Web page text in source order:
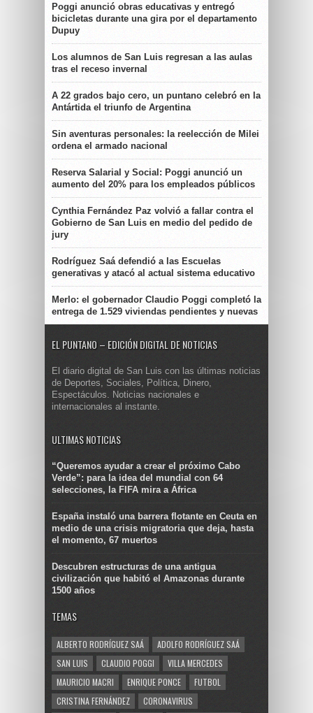
Poggi anunció obras educativas y entregó
bicicletas durante una gira por el departamento
Dupuy
Los alumnos de San Luis regresan a las aulas
tras el receso invernal
A 22 grados bajo cero, un puntano celebró en la
Antártida el triunfo de Argentina
Sin aventuras personales: la reelección de Milei
ordena el armado nacional
Reserva Salarial y Social: Poggi anunció un
aumento del 20% para los empleados públicos
Cynthia Fernández Paz volvió a fallar contra el
Gobierno de San Luis en medio del pedido de
jury
Rodríguez Saá defendió a las Escuelas
generativas y atacó al actual sistema educativo
Merlo: el gobernador Claudio Poggi completó la
entrega de 1.529 viviendas pendientes y nuevas
EL PUNTANO – EDICIÓN DIGITAL DE NOTICIAS
El diario digital de San Luis con las últimas noticias
de Deportes, Sociales, Política, Dinero,
Espectáculos. Noticias nacionales e
internacionales al instante.
ULTIMAS NOTICIAS
“Queremos ayudar a crear el próximo Cabo
Verde”: para la idea del mundial con 64
selecciones, la FIFA mira a África
España instaló una barrera flotante en Ceuta en
medio de una crisis migratoria que deja, hasta
el momento, 67 muertos
Descubren estructuras de una antigua
civilización que habitó el Amazonas durante
1500 años
TEMAS
ALBERTO RODRÍGUEZ SAÁ
ADOLFO RODRÍGUEZ SAÁ
SAN LUIS
CLAUDIO POGGI
VILLA MERCEDES
MAURICIO MACRI
ENRIQUE PONCE
FUTBOL
CRISTINA FERNÁNDEZ
CORONAVIRUS